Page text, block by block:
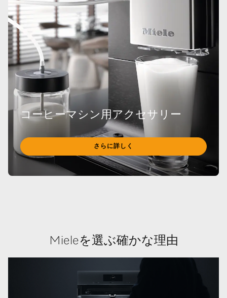
コーヒーマシン用アクセサリー
さらに詳しく
Mieleを選ぶ確かな理由